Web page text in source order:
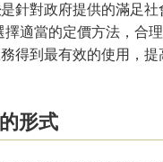
是針對政府提供的滿足社
擇適當的定價方法，合
得到最有效的使用，提
形式